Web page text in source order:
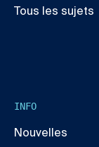
Tous les sujets
INFO
Nouvelles